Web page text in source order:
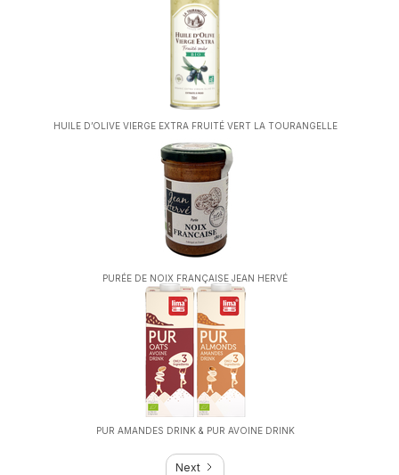
HUILE D’OLIVE VIERGE EXTRA FRUITÉ VERT LA TOURANGELLE
PURÉE DE NOIX FRANÇAISE JEAN HERVÉ
PUR AMANDES DRINK & PUR AVOINE DRINK
Next